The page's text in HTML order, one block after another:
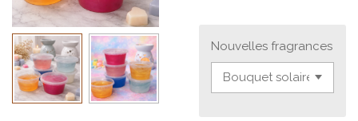
Nouvelles fragrances